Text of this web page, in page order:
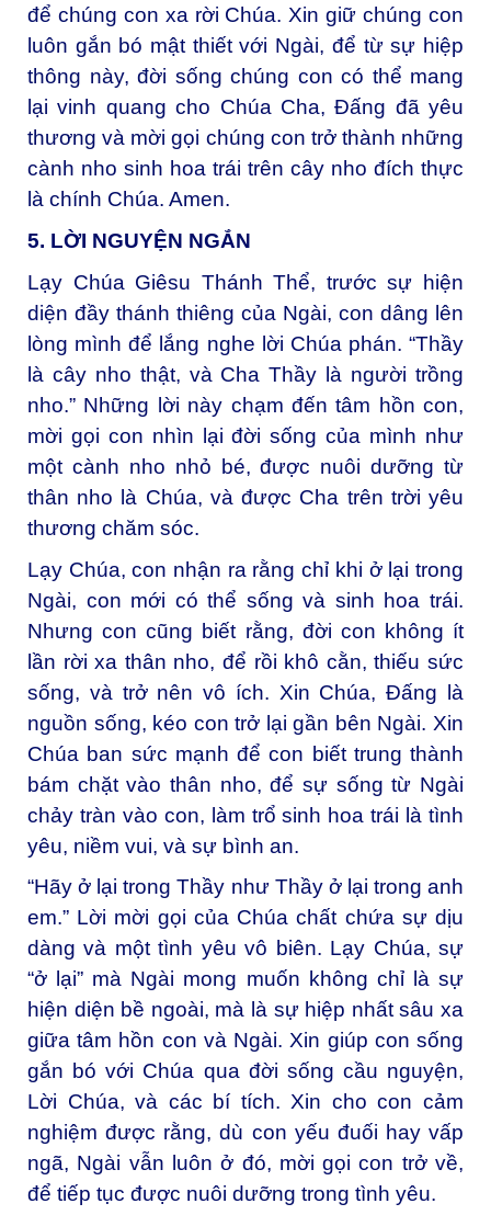
để chúng con xa rời Chúa. Xin giữ chúng con
luôn gắn bó mật thiết với Ngài, để từ sự hiệp
thông này, đời sống chúng con có thể mang
lại vinh quang cho Chúa Cha, Đấng đã yêu
thương và mời gọi chúng con trở thành những
cành nho sinh hoa trái trên cây nho đích thực
là chính Chúa. Amen.
5. LỜI NGUYỆN NGẮN
Lạy Chúa Giêsu Thánh Thể, trước sự hiện
diện đầy thánh thiêng của Ngài, con dâng lên
lòng mình để lắng nghe lời Chúa phán. “Thầy
là cây nho thật, và Cha Thầy là người trồng
nho.” Những lời này chạm đến tâm hồn con,
mời gọi con nhìn lại đời sống của mình như
một cành nho nhỏ bé, được nuôi dưỡng từ
thân nho là Chúa, và được Cha trên trời yêu
thương chăm sóc.
Lạy Chúa, con nhận ra rằng chỉ khi ở lại trong
Ngài, con mới có thể sống và sinh hoa trái.
Nhưng con cũng biết rằng, đời con không ít
lần rời xa thân nho, để rồi khô cằn, thiếu sức
sống, và trở nên vô ích. Xin Chúa, Đấng là
nguồn sống, kéo con trở lại gần bên Ngài. Xin
Chúa ban sức mạnh để con biết trung thành
bám chặt vào thân nho, để sự sống từ Ngài
chảy tràn vào con, làm trổ sinh hoa trái là tình
yêu, niềm vui, và sự bình an.
“Hãy ở lại trong Thầy như Thầy ở lại trong anh
em.” Lời mời gọi của Chúa chất chứa sự dịu
dàng và một tình yêu vô biên. Lạy Chúa, sự
“ở lại” mà Ngài mong muốn không chỉ là sự
hiện diện bề ngoài, mà là sự hiệp nhất sâu xa
giữa tâm hồn con và Ngài. Xin giúp con sống
gắn bó với Chúa qua đời sống cầu nguyện,
Lời Chúa, và các bí tích. Xin cho con cảm
nghiệm được rằng, dù con yếu đuối hay vấp
ngã, Ngài vẫn luôn ở đó, mời gọi con trở về,
để tiếp tục được nuôi dưỡng trong tình yêu.